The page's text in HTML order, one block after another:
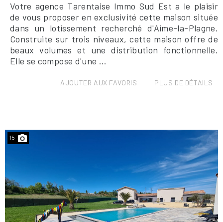
Votre agence Tarentaise Immo Sud Est a le plaisir
de vous proposer en exclusivité cette maison située
dans un lotissement recherché d'Aime-la-Plagne.
Construite sur trois niveaux, cette maison offre de
beaux volumes et une distribution fonctionnelle.
Elle se compose d'une ...
AJOUTER AUX FAVORIS PLUS DE DÉTAILS
15